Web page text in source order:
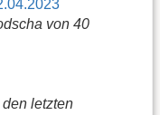
von 40
letzten